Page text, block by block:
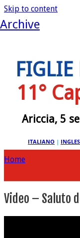
Skip to content
11°
Ariccia, 5
ITALIANO |
Home
Archive
Video – Saluto